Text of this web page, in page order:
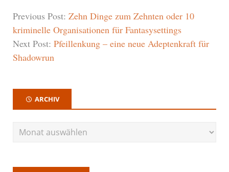
Previous Post: Zehn Dinge zum Zehnten oder 10
kriminelle Organisationen für Fantasysettings
Next Post: Pfeillenkung – eine neue Adeptenkraft für
Shadowrun
ARCHIV